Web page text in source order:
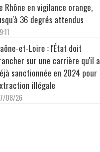
Rhône en vigilance orange,
36 degrés attendus
et-Loire : l'État doit
sur une carrière qu'il a
sanctionnée en 2024 pour
illégale
08/26